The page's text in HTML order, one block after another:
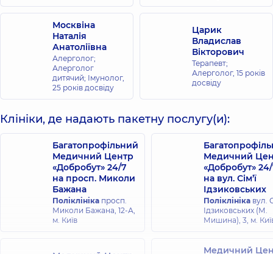
Москвіна
Наталія
Анатоліївна
Алерголог;
Алерголог
дитячий; Імунолог,
25 років досвіду
Царик
Владислав
Вікторович
Терапевт;
Алерголог, 15 років
досвіду
Клініки, де надають пакетну послугу(и):
Багатопрофільний
Медичний Центр
«Добробут» 24/7
на просп. Миколи
Бажана
Поліклініка просп.
Миколи Бажана, 12-А,
м. Київ
Медичний
«Добробут»
на вул. Сім’ї
Ідзиковських
Поліклініка вул.
Ідзиковських (М.
Мишина), 3, м.
Медичний